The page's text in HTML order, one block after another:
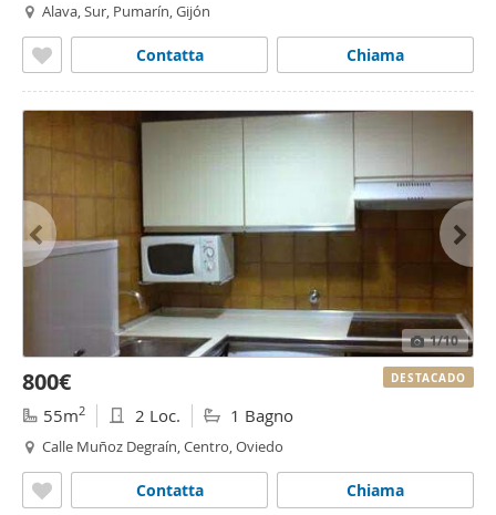
Alava, Sur, Pumarín, Gijón
Chiama
Contatta
1/10
800€
55m2 2 Loc. 1 Bagno
Calle Muñoz Degraín, Centro, Oviedo
Chiama
Contatta
DESTACADO